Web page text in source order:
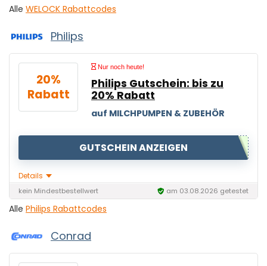
Alle WELOCK Rabattcodes
Philips
20%
Rabatt
Nur noch heute!
Philips Gutschein: bis zu
20% Rabatt
auf MILCHPUMPEN & ZUBEHÖR
GUTSCHEIN ANZEIGEN
Details
kein Mindestbestellwert am 03.08.2026 getestet
Alle Philips Rabattcodes
Conrad